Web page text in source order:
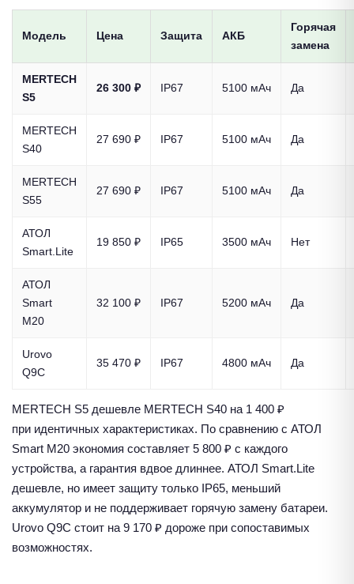
Модель Цена Защита АКБ
Горячая
замена
MERTECH
S5
26 300 ₽ IP67 5100 мАч Да
MERTECH
S40
27 690 ₽ IP67 5100 мАч Да
MERTECH
S55
27 690 ₽ IP67 5100 мАч Да
АТОЛ
Smart.Lite
19 850 ₽ IP65 3500 мАч Нет
АТОЛ
Smart
M20
32 100 ₽ IP67 5200 мАч Да
Urovo
Q9C
35 470 ₽ IP67 4800 мАч Да
MERTECH S5 дешевле MERTECH S40 на 1 400 ₽
при идентичных характеристиках. По сравнению с АТОЛ
Smart M20 экономия составляет 5 800 ₽ с каждого
устройства, а гарантия вдвое длиннее. АТОЛ Smart.Lite
дешевле, но имеет защиту только IP65, меньший
аккумулятор и не поддерживает горячую замену батареи.
Urovo Q9C стоит на 9 170 ₽ дороже при сопоставимых
возможностях.